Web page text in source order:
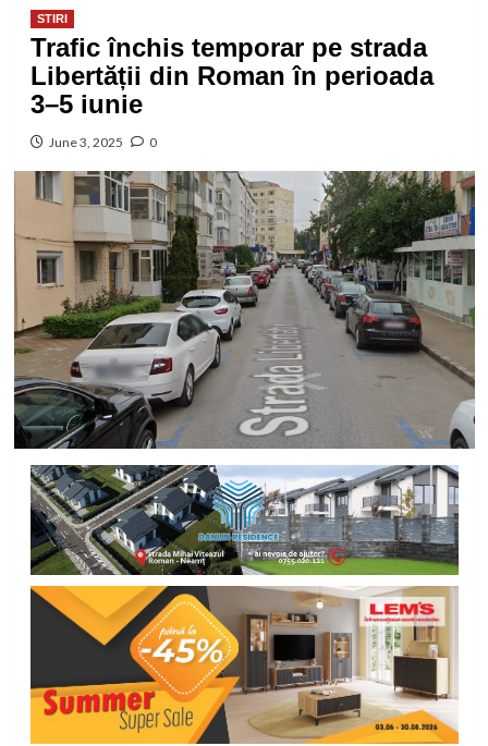
STIRI
Trafic închis temporar pe strada
Libertății din Roman în perioada
3–5 iunie
June 3, 2025 0